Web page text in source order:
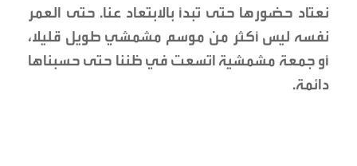
نعتاد حضورها حتى تبدأ بالابتعاد عنا. حتى العمر
نفسه ليس أكثر من موسم مشمشي طويل قليلا،
أو جمعة مشمشية اتسعت في ظننا حتى حسبناها
دائمة.